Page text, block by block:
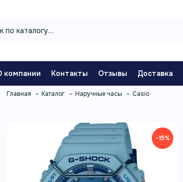
компании Контакты Отзывы Доставка
Главная Каталог Наручные часы Casio
−15%